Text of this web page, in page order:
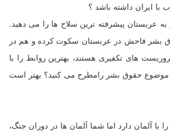
ایران داشته باشد ؟
عربستان پیشرفته ترین سلاح ها را می دهید.
مورد نقض حقوق بشر فاحش در عربستان سکوت کرده و هم در
های تکفیری هستند، بهترین روابط را با
موضوع حقوق بشر رامطرح می کنید؟ بهتر است
آلمان دارد اما شما آلمان ها در دوران جنگ،